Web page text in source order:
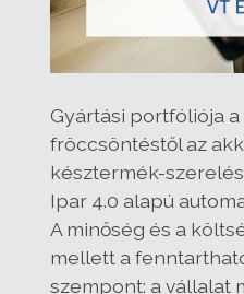
Gyártási portfóliója a
fröccsöntéstől az
késztermék-
Ipar 4.0 alapú
A minőség és a
mellett a
szempont: a vállalat